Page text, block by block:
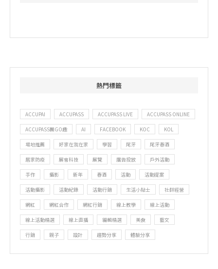
熱門標籤
ACCUPAI ACCUPASS ACCUPASS LIVE ACCUPASS ONLINE
ACCUPASS團GO趣 AI FACEBOOK KOC KOL
場地推薦 好家在我在家 學習 尾牙 尾牙春酒
居家防疫 展會科技 展覽 廣告投放 戶外活動
手作 攝影 新年 春酒 活動 活動提案
活動攝影 活動紀錄 活動行銷 生活小貼士 社群經營
網紅 網紅合作 網紅行銷 線上教學 線上活動
線上活動精選 線上直播 編輯精選 美食 藝文
行銷 親子 設計 趨勢分享 體驗分享